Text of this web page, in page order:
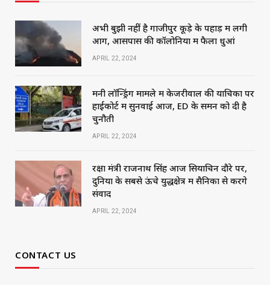
अभी बुझी नहीं है गाजीपुर कूड़े के पहाड़ में लगी
आग, आसपास की कॉलोनियों में फैला धुआं
APRIL 22, 2024
मनी लॉन्ड्रिंग मामले में केजरीवाल की याचिका पर
हाईकोर्ट में सुनवाई आज, ED के समन को दी है
चुनौती
APRIL 22, 2024
रक्षा मंत्री राजनाथ सिंह आज सियाचिन दौरे पर,
दुनिया के सबसे ऊंचे युद्धक्षेत्र में सैनिकों से करेंगे
संवाद
APRIL 22, 2024
CONTACT US